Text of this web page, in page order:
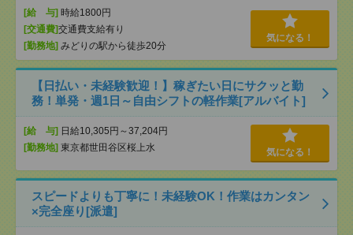
[給 与] 時給1800円
[交通費]交通費支給有り
[勤務地] みどりの駅から徒歩20分
気になる！
【日払い・未経験歓迎！】稼ぎたい日にサクッと勤
務！単発・週1日～自由シフトの軽作業[アルバイト]
[給 与] 日給10,305円～37,204円
[勤務地] 東京都世田谷区桜上水 気になる！
スピードよりも丁寧に！未経験OK！作業はカンタン
×完全座り[派遣]